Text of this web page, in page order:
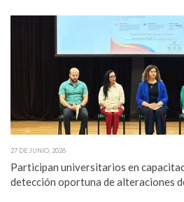
27 DE JUNIO, 2026
Participan universitarios en
detección oportuna de alteraciones